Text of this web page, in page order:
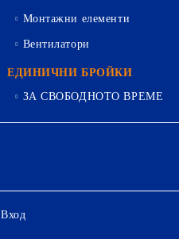
Монтажни елементи
Вентилатори
ЕДИНИЧНИ БРОЙКИ
ЗА СВОБОДНОТО ВРЕМЕ
Вход